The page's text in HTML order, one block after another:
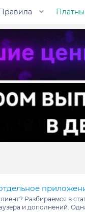
Разбираемся в
и дополнений.